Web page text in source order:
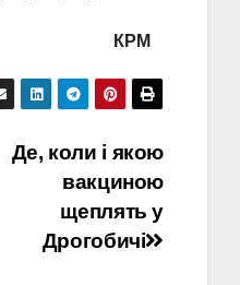
КРМ
Де, коли і якою
вакциною
щеплять у
Дрогобичі